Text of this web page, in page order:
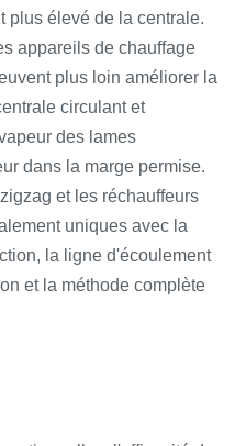
plus élevé de la centrale.
appareils de chauffage
plus loin améliorer la
circulant et
des lames
dans la marge permise.
et les réchauffeurs
uniques avec la
la ligne d'écoulement
et la méthode complète